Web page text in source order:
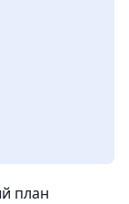
план